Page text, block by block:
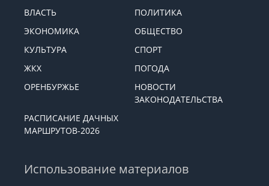
ВЛАСТЬ
ПОЛИТИКА
ЭКОНОМИКА
ОБЩЕСТВО
КУЛЬТУРА
СПОРТ
ЖКХ
ПОГОДА
ОРЕНБУРЖЬЕ
НОВОСТИ
ЗАКОНОДАТЕЛЬСТВА
РАСПИСАНИЕ ДАЧНЫХ
МАРШРУТОВ-2026
Использование материалов